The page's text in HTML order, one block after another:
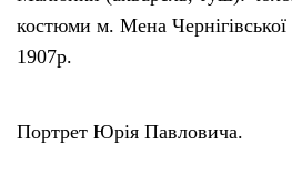
костюми м. Мена Чернігівської
1907р.
Портрет Юрія Павловича.